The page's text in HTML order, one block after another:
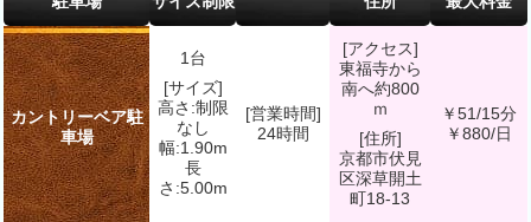
カントリーベア駐
車場
1台
[サイズ]
高さ:制限
なし
幅:1.90m
長
さ:5.00m
[営業時間]
24時間
[アクセス]
東福寺から
南へ約800
ｍ
[住所]
京都市伏見
区深草開土
町18-13
￥51/15分
￥880/日